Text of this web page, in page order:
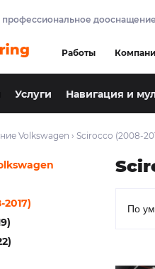
Работы
Услуги Навигация и
Volkswagen › Scirocco (2008-